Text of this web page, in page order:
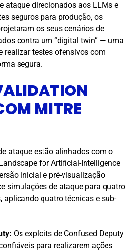
ataque direcionados aos LLMs e
seguros para produção, os
os seus cenários de
contra um “digital twin” — uma
realizar testes ofensivos com
segura.
MITRE
ataque estão alinhados com o
for Artificial-Intelligence
inicial e pré-visualização
simulações de ataque para quatro
aplicando quatro técnicas e sub-
Os exploits de Confused Deputy
para realizarem ações